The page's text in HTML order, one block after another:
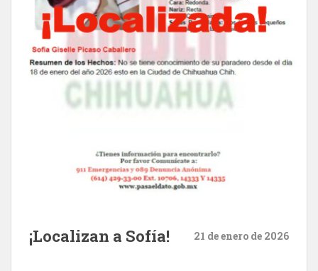
¡Localizan a Sofía! 21 de enero de 2026